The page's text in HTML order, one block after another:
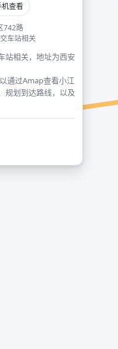
机查看
742路
车站相关
站相关，地址为西安
通过Amap查看小江
规划到达路线，以及